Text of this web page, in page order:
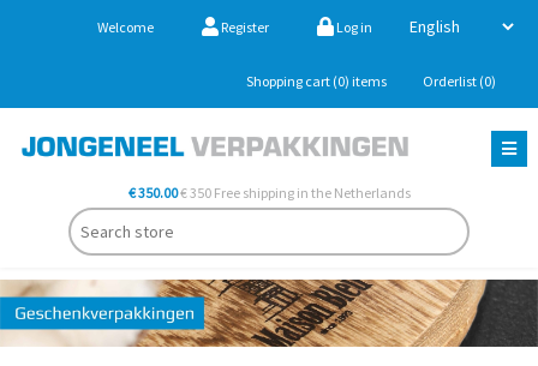
Welcome Register Log in
Shopping cart (0) items Orderlist (0)
€ 350.00€ 350 Free shipping in the Netherlands